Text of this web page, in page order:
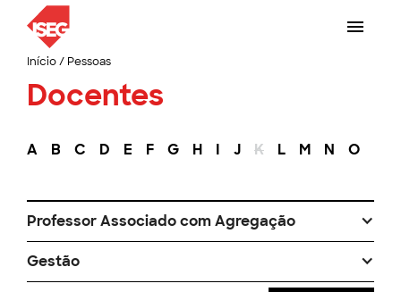
Início/ Pessoas
Docentes
A B C D E F G H I J K L M N O
Professor Associado com Agregação
Gestão